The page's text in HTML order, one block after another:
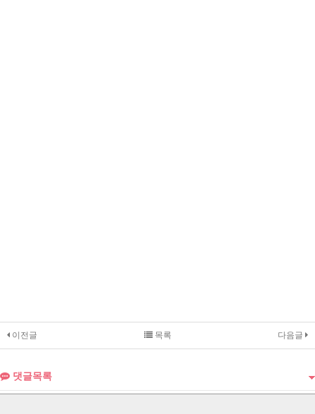
이전글 다음글
목록
댓글목록